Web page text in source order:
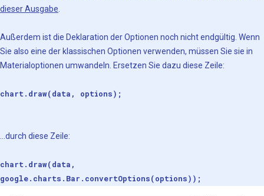
dieser Ausgabe
Außerdem ist die Deklaration der Optionen noch nicht endgültig. Wenn
Sie also eine der klassischen Optionen verwenden, müssen Sie sie in
Materialoptionen umwandeln. Ersetzen Sie dazu diese Zeile:
chart.draw(data, options);
...durch diese Zeile:
chart.draw(data,
google.charts.Bar.convertOptions(options));